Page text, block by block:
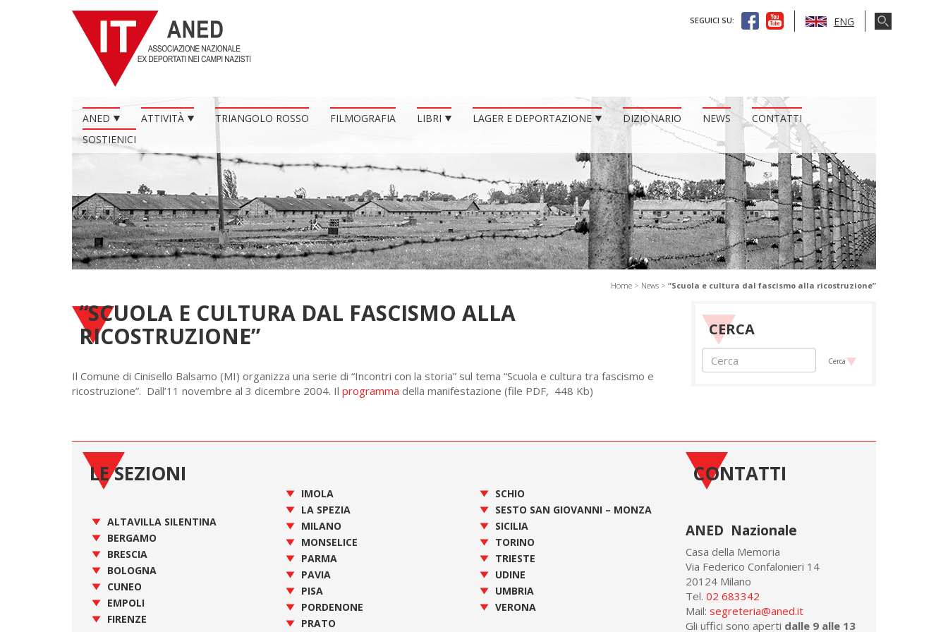
SEGUICI SU: ENG
ANED ATTIVITÀ TRIANGOLO ROSSO FILMOGRAFIA LIBRI LAGER E DEPORTAZIONE DIZIONARIO NEWS
CONTATTI
SOSTIENICI
Home > News > “Scuola e cultura dal fascismo alla ricostruzione”
“SCUOLA E CULTURA DAL FASCISMO ALLA
RICOSTRUZIONE”
Il Comune di Cinisello Balsamo (MI) organizza una serie di “Incontri con la storia” sul tema “Scuola e cultura tra fascismo e
ricostruzione”. Dall’11 novembre al 3 dicembre 2004. Il programma della manifestazione (file PDF, 448 Kb)
CERCA
Cerca
LE SEZIONI
ALTAVILLA SILENTINA
BERGAMO
BRESCIA
BOLOGNA
CUNEO
EMPOLI
FIRENZE
IMOLA
LA SPEZIA
MILANO
MONSELICE
PARMA
PAVIA
PISA
PORDENONE
PRATO
SCHIO
SESTO SAN GIOVANNI – MONZA
SICILIA
TORINO
TRIESTE
UDINE
UMBRIA
VERONA
CONTATTI
ANED Nazionale
Casa della Memoria
Via Federico Confalonieri 14
20124 Milano
Tel. 02 683342
Mail: segreteria@aned.it
Gli uffici sono aperti dalle 9 alle 13